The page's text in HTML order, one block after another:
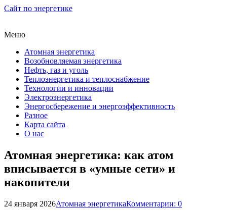
Сайт по энергетике
Меню
Атомная энергетика
Возобновляемая энергетика
Нефть, газ и уголь
Теплоэнергетика и теплоснабжение
Технологии и инновации
Электроэнергетика
Энергосбережение и энергоэффективность
Разное
Карта сайта
О нас
Атомная энергетика: как атом
вписывается в «умные сети» и
накопители
24 января 2026Атомная энергетикаКомментарии: 0